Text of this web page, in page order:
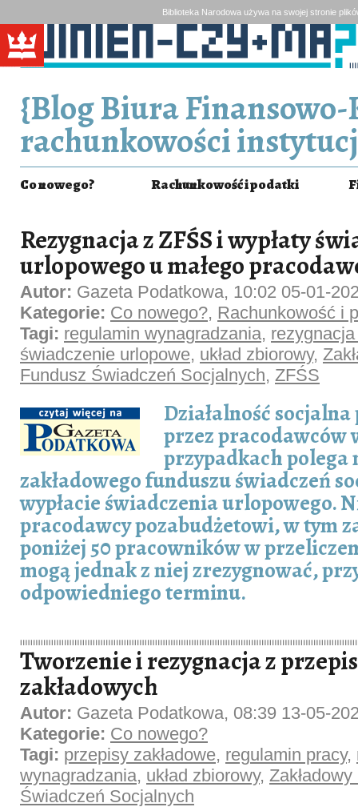
Biblioteka Narodowa używa na swojej stronie
{Blog Biura
rachunkowości
Co nowego? Rachunkowość i podatki
Rezygnacja z ZFŚS i wypłaty
urlopowego u małego
Autor: Gazeta Podatkowa, 10:02 05-01-
Kategorie: Co nowego?, Rachunkowość i
Tagi: regulamin wynagradzania,
świadczenie urlopowe, układ zbiorowy,
Fundusz Świadczeń Socjalnych, ZFŚS
Działalność
przez pracodawców
przypadkach
zakładowego funduszu świadczeń
wypłacie świadczenia urlopowego.
pracodawcy pozabudżetowi, w tym
poniżej 50 pracowników w
mogą jednak z niej zrezygnować,
odpowiedniego terminu.
Tworzenie i rezygnacja z
zakładowych
Autor: Gazeta Podatkowa, 08:39 13-05-
Kategorie: Co nowego?
Tagi: przepisy zakładowe, regulamin pracy,
wynagradzania, układ zbiorowy,
Świadczeń Socjalnych